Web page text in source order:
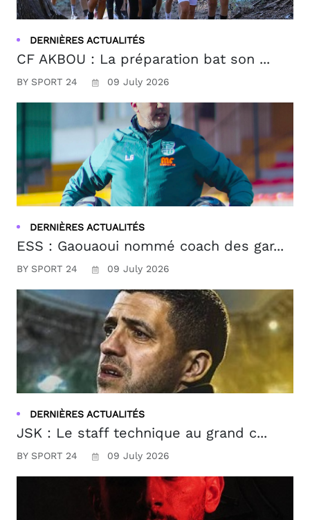
DERNIÈRES ACTUALITÉS
CF AKBOU : La préparation bat son ...
BY SPORT 24 09 July 2026
DERNIÈRES ACTUALITÉS
ESS : Gaouaoui nommé coach des gar...
BY SPORT 24 09 July 2026
DERNIÈRES ACTUALITÉS
JSK : Le staff technique au grand c...
BY SPORT 24 09 July 2026